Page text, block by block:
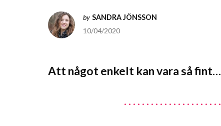
by SANDRA JÖNSSON
10/04/2020
Att något enkelt kan vara så fint…